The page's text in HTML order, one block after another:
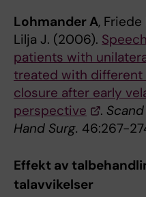
Lohmander A, Friede
Lilja J. (2006).
patients with
treated with different
closure after early
perspective
.
Hand Surg. 46:267-
Effekt av
talavvikelser